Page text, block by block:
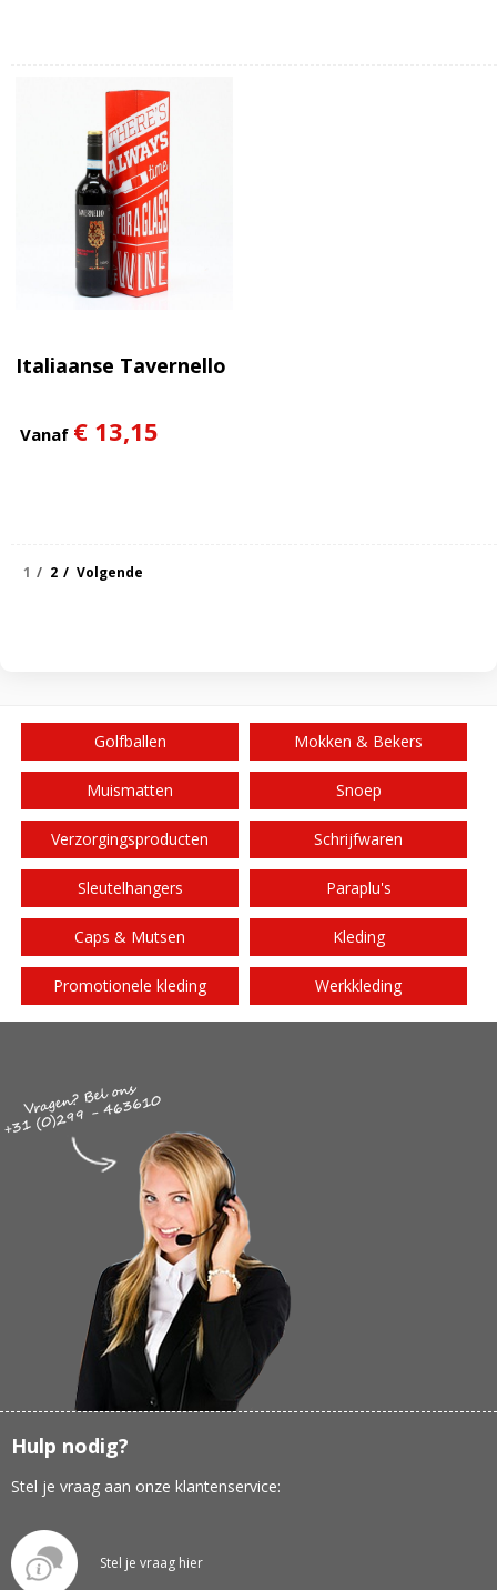
Italiaanse Tavernello
Vanaf € 13,15
1 2 Volgende
Golfballen Mokken & Bekers
Muismatten Snoep
Verzorgingsproducten Schrijfwaren
Sleutelhangers Paraplu's
Caps & Mutsen Kleding
Promotionele kleding Werkkleding
Hulp nodig?
Stel je vraag aan onze klantenservice:
Stel je vraag hier